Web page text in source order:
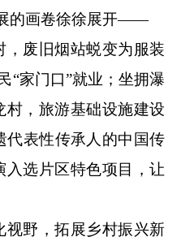
的画卷徐徐展开——
废旧烟站蜕变为服装
“家门口”就业；坐拥瀑
村，旅游基础设施建设
代表性传承人的中国传
入选片区特色项目，让
野，拓展乡村振兴新